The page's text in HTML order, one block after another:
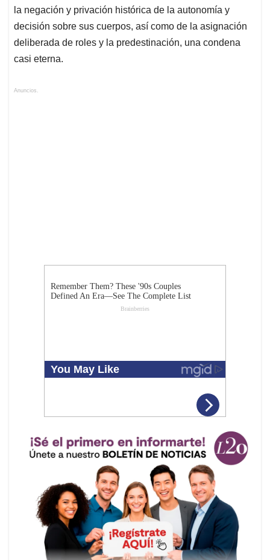
la negación y privación histórica de la autonomía y
decisión sobre sus cuerpos, así como de la asignación
deliberada de roles y la predestinación, una condena
casi eterna.
Anuncios.